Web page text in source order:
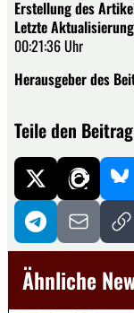
Erstellung des
Letzte
00:21:36 Uhr
Herausgeber des
Teile den
Ähnliche